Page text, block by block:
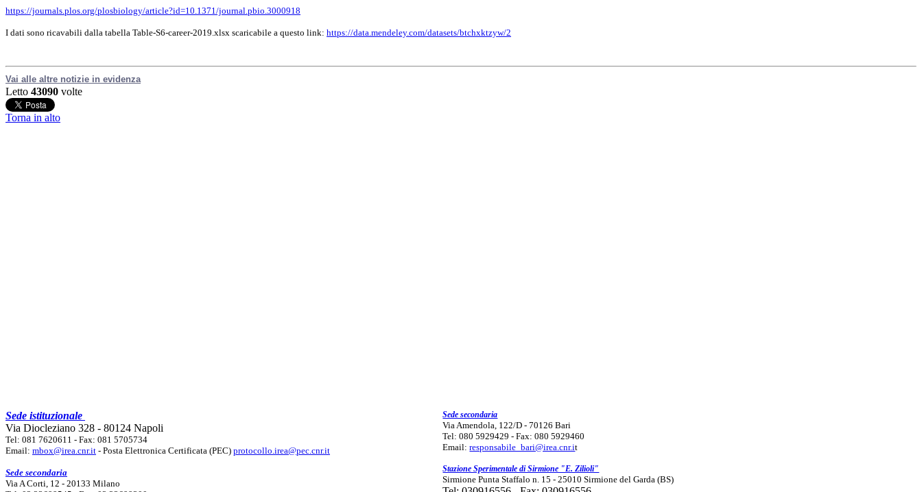
https://journals.plos.org/plosbiology/article?id=10.1371/journal.pbio.3000918
I dati sono ricavabili dalla tabella Table-S6-career-2019.xlsx scaricabile a questo link: https://data.mendeley.com/datasets/btchxktzyw/2
Vai alle altre notizie in evidenza
Letto 43090 volte
Torna in alto
Sede istituzionale
Via Diocleziano 328 - 80124 Napoli
Tel: 081 7620611 - Fax: 081 5705734
Email: mbox@irea.cnr.it - Posta Elettronica Certificata (PEC) protocollo.irea@pec.cnr.it
Sede secondaria
Via A Corti, 12 - 20133 Milano
Sede secondaria
Via Amendola, 122/D - 70126 Bari
Tel: 080 5929429 - Fax: 080 5929460
Email:responsabile_bari@irea.cnr.it
Stazione Sperimentale di Sirmione "E. Zilioli"
Sirmione Punta Staffalo n. 15 - 25010 Sirmione del Garda (BS)